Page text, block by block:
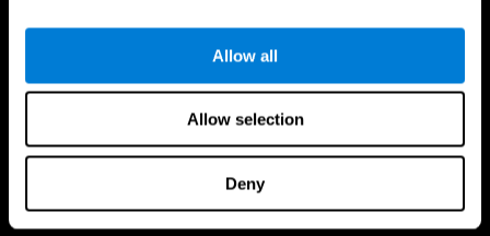
Allow all
Allow selection
Deny
CogniFit App